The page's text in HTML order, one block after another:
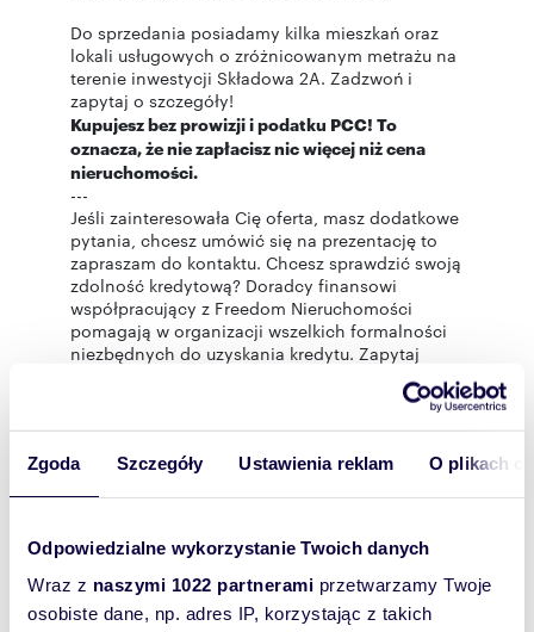
Zgoda Szczegóły Ustawienia reklam O plikach
Odpowiedzialne wykorzystanie Twoich danych
Wraz z naszymi 1022 partnerami przetwarzamy Twoje
osobiste dane, np. adres IP, korzystając z takich
Do sprzedania posiadamy kilka mieszkań oraz
lokali usługowych o zróżnicowanym metrażu na
terenie inwestycji Składowa 2A. Zadzwoń i
zapytaj o szczegóły!
Kupujesz bez prowizji i podatku PCC! To
oznacza, że nie zapłacisz nic więcej niż cena
nieruchomości.
---
Jeśli zainteresowała Cię oferta, masz dodatkowe
pytania, chcesz umówić się na prezentację to
zapraszam do kontaktu. Chcesz sprawdzić swoją
zdolność kredytową? Doradcy finansowi
współpracujący z Freedom Nieruchomości
pomagają w organizacji wszelkich formalności
niezbędnych do uzyskania kredytu. Zapytaj
"Właścicielem ogłoszenia wraz z jego
rozpowszechnianie oraz korzystanie z
niniejszych materiałów w jakikolwiek inny
sposób wykraczający poza dozwolony użytek
określony przepisami ustawy z 4 lutego 1994 r. o